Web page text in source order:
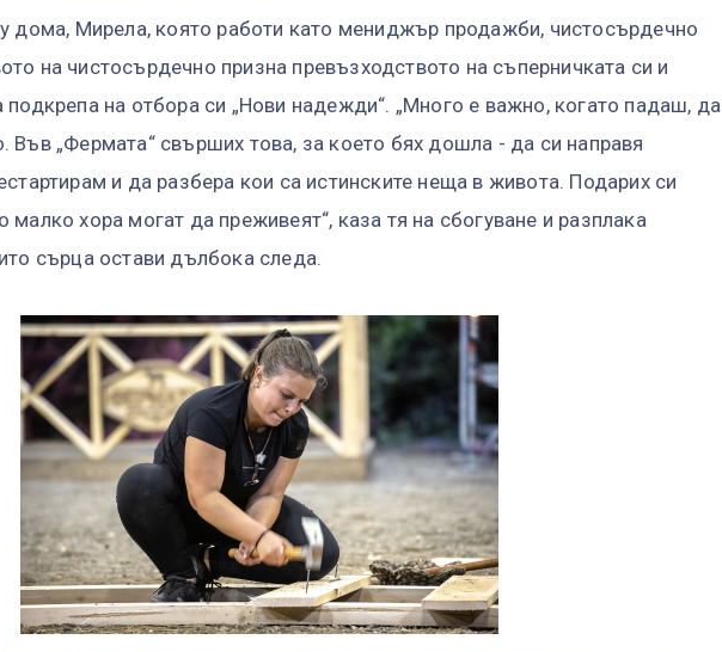
дома, Мирела, която работи като мениджър продажби, чистосърдечно
на чистосърдечно призна превъзходството на съперничката си и
подкрепа на отбора си „Нови надежди“. „Много е важно, когато падаш, да
Във „Фермата“ свърших това, за което бях дошла - да си направя
и да разбера кои са истинските неща в живота. Подарих си
малко хора могат да преживеят“, каза тя на сбогуване и разплака
сърца остави дълбока следа.